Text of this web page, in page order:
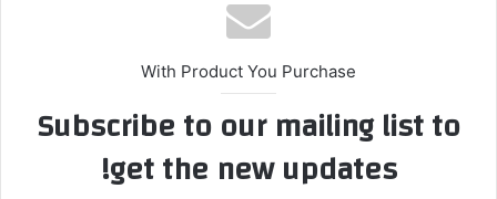
With Product You Purchase
Subscribe to our mailing list to
get the new updates!